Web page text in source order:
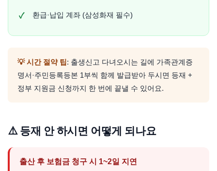
환급·납입 계좌 (삼성화재 필수)
💡 시간 절약 팁: 출생신고 다녀오시는 길에 가족관계증
명서·주민등록등본 1부씩 함께 발급받아 두시면 등재 +
정부 지원금 신청까지 한 번에 끝낼 수 있어요.
⚠️ 등재 안 하시면 어떻게 되나요
출산 후 보험금 청구 시 1~2일 지연